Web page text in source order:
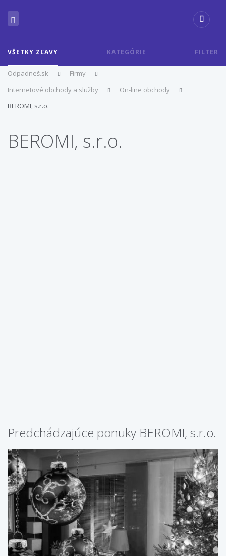
VŠETKY ZĽAVY KATEGÓRIE FILTER
Odpadneš.sk
Firmy
Internetové obchody a služby
On-line obchody
BEROMI, s.r.o.
BEROMI, s.r.o.
Predchádzajúce ponuky BEROMI, s.r.o.